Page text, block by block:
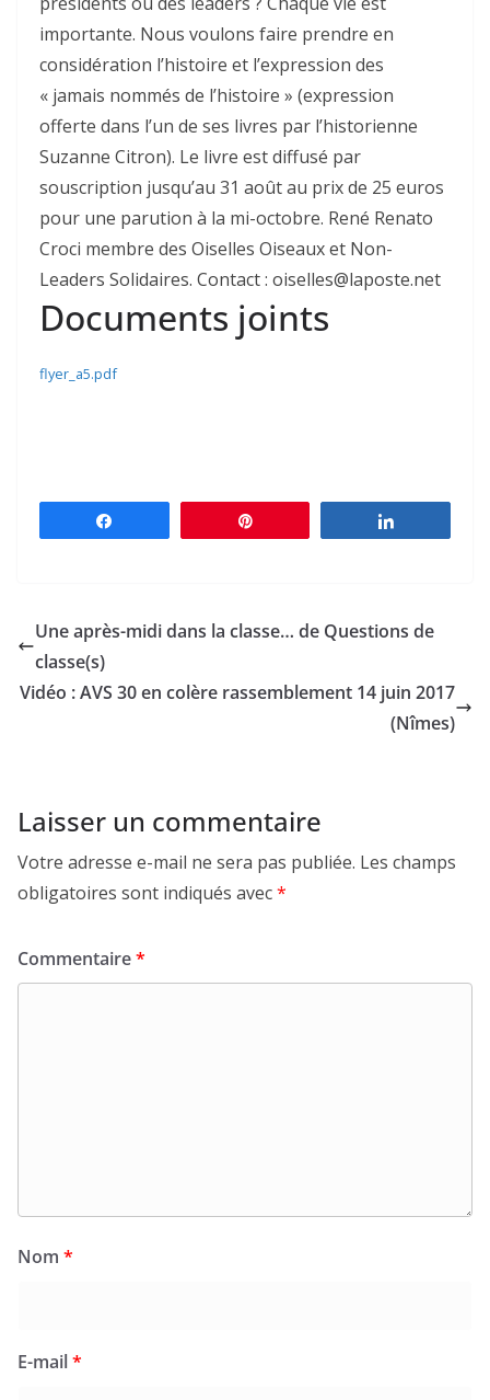
importante. Nous voulons faire prendre en
considération l’histoire et l’expression des
« jamais nommés de l’histoire » (expression
offerte dans l’un de ses livres par l’historienne
Suzanne Citron). Le livre est diffusé par
souscription jusqu’au 31 août au prix de 25 euros
pour une parution à la mi-octobre. René Renato
Croci membre des Oiselles Oiseaux et Non-
Leaders Solidaires. Contact : oiselles@laposte.net
Documents joints
flyer_a5.pdf
Une après-midi dans la classe… de Questions de
classe(s)
Vidéo : AVS 30 en colère rassemblement 14 juin 2017
(Nîmes)
Laisser un commentaire
Votre adresse e-mail ne sera pas publiée. Les champs
obligatoires sont indiqués avec*
Commentaire*
Nom *
E-mail*